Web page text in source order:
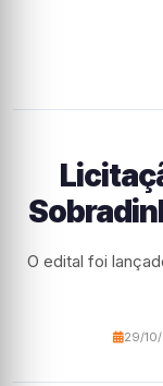
O edital foi
29/10/